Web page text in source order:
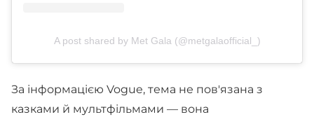
A post shared by Met Gala (@metgalaofficial_)
За інформацією Vogue, тема не пов'язана з
казками й мультфільмами — вона